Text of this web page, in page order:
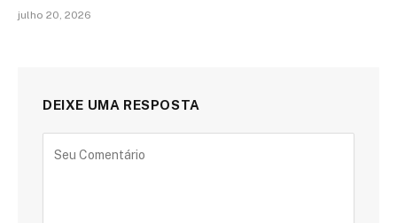
julho 20, 2026
DEIXE UMA RESPOSTA